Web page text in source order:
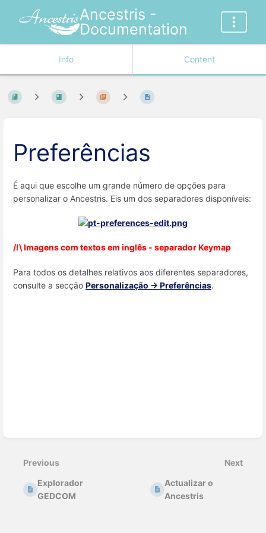
Ancestris -
Documentation
Info Content
Preferências
É aqui que escolhe um grande número de opções para
personalizar o Ancestris. Eis um dos separadores disponíveis:
/!\ Imagens com textos em inglês - separador Keymap
Para todos os detalhes relativos aos diferentes separadores,
consulte a secção Personalização -> Preferências.
Previous
Explorador
GEDCOM
Next
Actualizar o
Ancestris